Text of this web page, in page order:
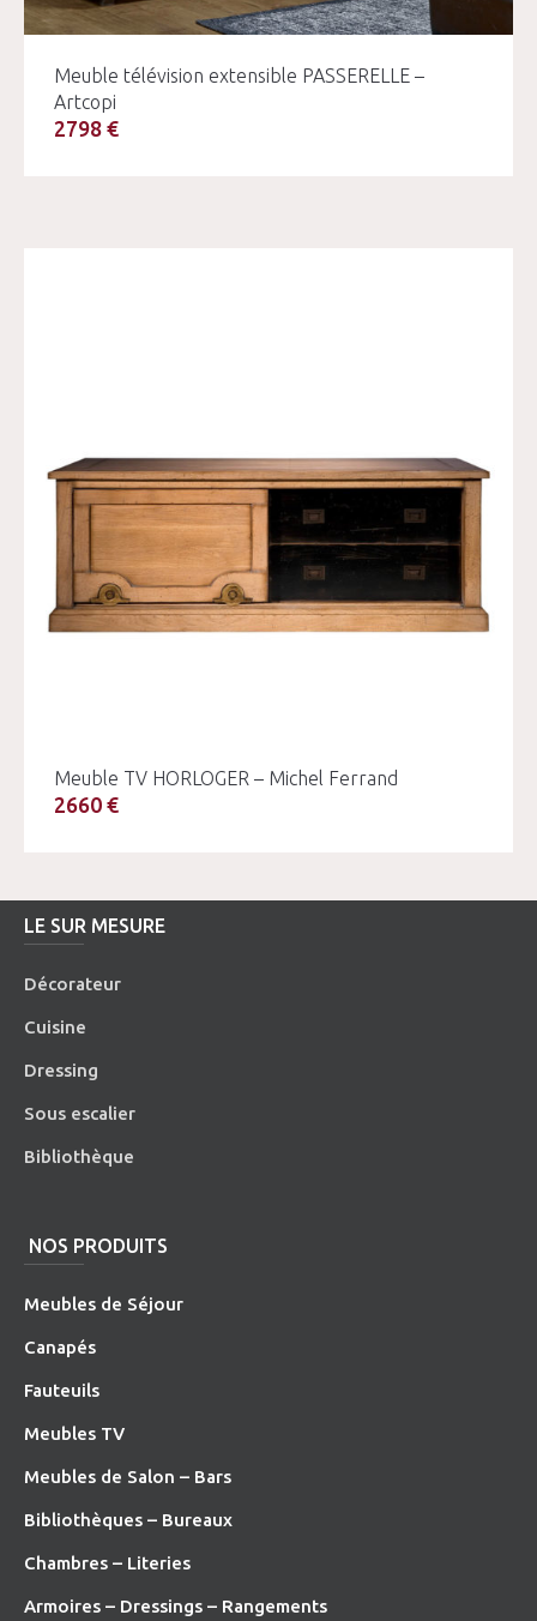
Meuble télévision extensible PASSERELLE –
Artcopi
2798 €
Meuble TV HORLOGER – Michel Ferrand
2660 €
LE SUR MESURE
Décorateur
Cuisine
Dressing
Sous escalier
Bibliothèque
NOS PRODUITS
Meubles de Séjour
Canapés
Fauteuils
Meubles TV
Meubles de Salon – Bars
Bibliothèques – Bureaux
Chambres – Literies
Armoires – Dressings – Rangements